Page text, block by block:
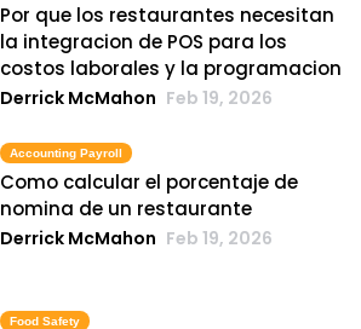
Por que los restaurantes necesitan
la integracion de POS para los
costos laborales y la programacion
Derrick McMahon Feb 19, 2026
Accounting Payroll
Como calcular el porcentaje de
nomina de un restaurante
Derrick McMahon Feb 19, 2026
Food Safety